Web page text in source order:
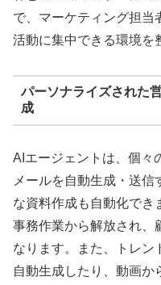
で、マーケティング担当
活動に集中できる環境を
パーソナライズされた
成
AIエージェントは、個々
メールを自動生成・送
な資料作成も自動化でき
事務作業から解放され、
なります。また、トレン
自動生成したり、動画か